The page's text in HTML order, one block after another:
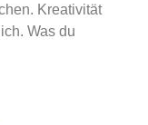
Kreativität
Was du